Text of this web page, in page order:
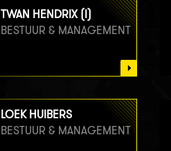
TWAN HENDRIX (I)
BESTUUR & MANAGEMENT
LOEK HUIBERS
BESTUUR & MANAGEMENT